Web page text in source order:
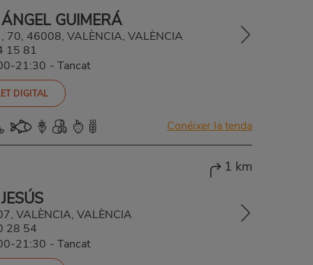
GUIMERÁ
70, 46008, VALÈNCIA, VALÈNCIA
15 81
21:30 - Tancat
DIGITAL
Conéixer la tenda
1 km
VALÈNCIA, VALÈNCIA
28 54
21:30 - Tancat